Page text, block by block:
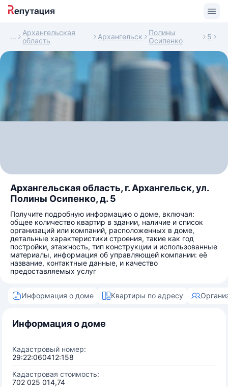
Архангельская
область
Архангельск
Полины
Осипенко
5
Архангельская область, г. Архангельск, ул.
Полины Осипенко, д. 5
Получите подробную информацию о доме, включая:
общее количество квартир в здании, наличие и список
организаций или компаний, расположенных в доме,
детальные характеристики строения, такие как год
постройки, этажность, тип конструкции и использованные
материалы, информация об управляющей компании: её
название, контактные данные, и качество
предоставляемых услуг
Информация о доме Квартиры по адресу
Информация о доме
Кадастровый номер:
29:22:060412:158
Кадастровая стоимость:
702 025 014,74